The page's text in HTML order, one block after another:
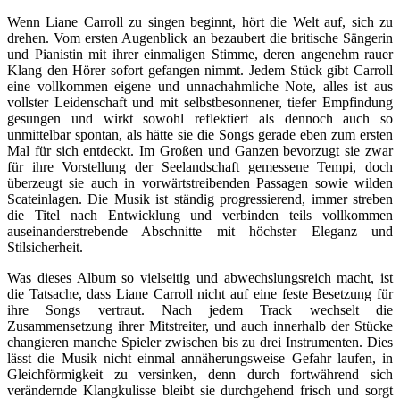
Wenn Liane Carroll zu singen beginnt, hört die Welt auf, sich zu
drehen. Vom ersten Augenblick an bezaubert die britische Sängerin
und Pianistin mit ihrer einmaligen Stimme, deren angenehm rauer
Klang den Hörer sofort gefangen nimmt. Jedem Stück gibt Carroll
eine vollkommen eigene und unnachahmliche Note, alles ist aus
vollster Leidenschaft und mit selbstbesonnener, tiefer Empfindung
gesungen und wirkt sowohl reflektiert als dennoch auch so
unmittelbar spontan, als hätte sie die Songs gerade eben zum ersten
Mal für sich entdeckt. Im Großen und Ganzen bevorzugt sie zwar
für ihre Vorstellung der Seelandschaft gemessene Tempi, doch
überzeugt sie auch in vorwärtstreibenden Passagen sowie wilden
Scateinlagen. Die Musik ist ständig progressierend, immer streben
die Titel nach Entwicklung und verbinden teils vollkommen
auseinanderstrebende Abschnitte mit höchster Eleganz und
Stilsicherheit.
Was dieses Album so vielseitig und abwechslungsreich macht, ist
die Tatsache, dass Liane Carroll nicht auf eine feste Besetzung für
ihre Songs vertraut. Nach jedem Track wechselt die
Zusammensetzung ihrer Mitstreiter, und auch innerhalb der Stücke
changieren manche Spieler zwischen bis zu drei Instrumenten. Dies
lässt die Musik nicht einmal annäherungsweise Gefahr laufen, in
Gleichförmigkeit zu versinken, denn durch fortwährend sich
verändernde Klangkulisse bleibt sie durchgehend frisch und sorgt